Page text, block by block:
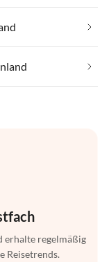
erhalte regelmäßig
Reisetrends.